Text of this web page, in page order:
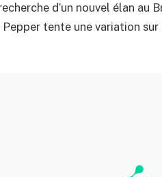
d’un nouvel élan
tente une variation